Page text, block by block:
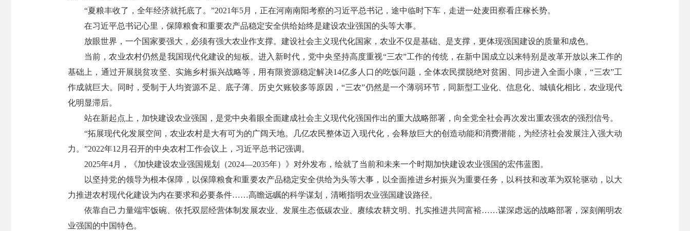
“夏粮丰收了，全年经济就托底了。”2021年5月，正在河南南阳考察的习近平总书记，途中临时下车，走进一处麦田察看庄稼长势。
在习近平总书记心里，保障粮食和重要农产品稳定安全供给始终是建设农业强国的头等大事。
放眼世界，一个国家要强大，必须有强大农业作支撑。建设社会主义现代化国家，农业不仅是基础、是支撑，更体现强国建设的质量和成色。
当前，农业农村仍然是我国现代化建设的短板。进入新时代，党中央坚持高度重视“三农”工作的传统，在新中国成立以来特别是改革开放以来工作的
基础上，通过开展脱贫攻坚、实施乡村振兴战略等，用有限资源稳定解决14亿多人口的吃饭问题，全体农民摆脱绝对贫困、同步进入全面小康，“三农”工
作成就巨大。同时，受制于人均资源不足、底子薄、历史欠账较多等原因，“三农”仍然是一个薄弱环节，同新型工业化、信息化、城镇化相比，农业现代
化明显滞后。
站在新起点上，加快建设农业强国，是党中央着眼全面建成社会主义现代化强国作出的重大战略部署，向全党全社会再次发出重农强农的强烈信号。
“拓展现代化发展空间，农业农村是大有可为的广阔天地。几亿农民整体迈入现代化，会释放巨大的创造动能和消费潜能，为经济社会发展注入强大动
力。”2022年12月召开的中央农村工作会议上，习近平总书记强调。
2025年4月，《加快建设农业强国规划（2024—2035年）》对外发布，绘就了当前和未来一个时期加快建设农业强国的宏伟蓝图。
以坚持党的领导为根本保障，以保障粮食和重要农产品稳定安全供给为头等大事，以全面推进乡村振兴为重要任务，以科技和改革为双轮驱动，以大
力推进农村现代化建设为内在要求和必要条件……高瞻远瞩的科学谋划，清晰指明农业强国建设路径。
依靠自己力量端牢饭碗、依托双层经营体制发展农业、发展生态低碳农业、赓续农耕文明、扎实推进共同富裕……谋深虑远的战略部署，深刻阐明农
业强国的中国特色。